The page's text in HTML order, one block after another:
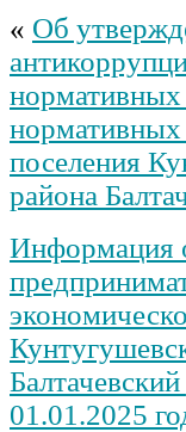
« Об
нормативных
поселения
района
Информация
01.01.2025